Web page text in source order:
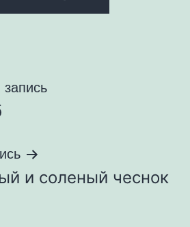
и соленый чеснок